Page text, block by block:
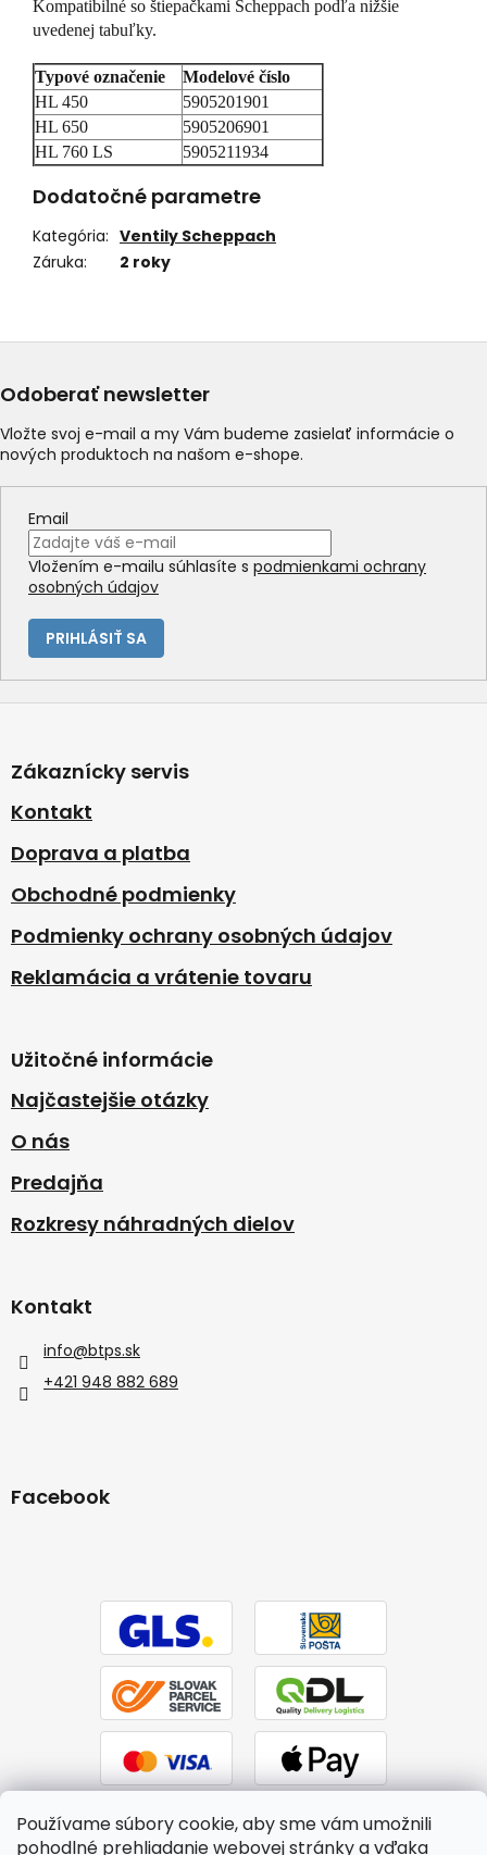
Používame súbory cookie, aby sme vám umožnili
pohodlné prehliadanie webovej stránky a vďaka
Kompatibilné so štiepačkami Scheppach podľa nižšie
uvedenej tabuľky.
Typové označenie
Modelové číslo
HL 450
5905201901
HL 650
5905206901
HL 760 LS
5905211934
Dodatočné parametre
Kategória: Ventily Scheppach
Záruka: 2 roky
Odoberať newsletter
Vložte svoj e-mail a my Vám budeme zasielať informácie o
nových produktoch na našom e-shope.
Email
Vložením e-mailu súhlasíte s podmienkami ochrany
osobných údajov
PRIHLÁSIŤ SA
p
ä
e
Zákaznícky servis
Kontakt
Doprava a platba
Obchodné podmienky
Podmienky ochrany osobných údajov
Reklamácia a vrátenie tovaru
Užitočné informácie
Najčastejšie otázky
O nás
Predajňa
Rozkresy náhradných dielov
Kontakt
info@btps.sk
+421 948 882 689
Facebook